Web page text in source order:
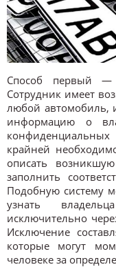
Способ первый —
Сотрудник имеет
любой автомобиль,
информацию о
крайней
описать
заполнить
Подобную систему
узнать
исключительно
Исключение
которые могут
человеке за